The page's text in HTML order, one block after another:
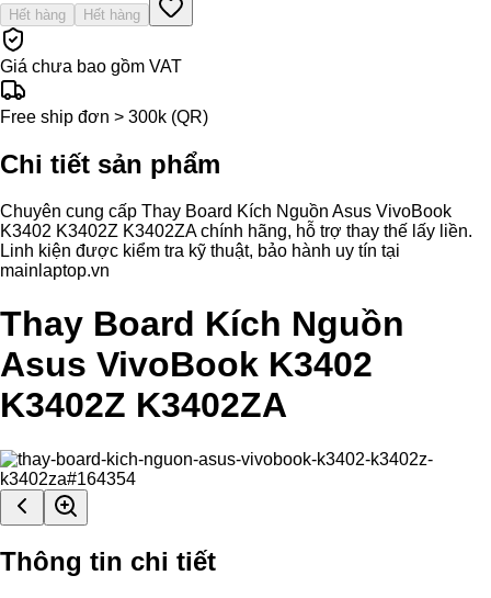
Hết hàng Hết hàng
Giá chưa bao gồm VAT
Free ship đơn > 300k (QR)
Chi tiết sản phẩm
Chuyên cung cấp Thay Board Kích Nguồn Asus VivoBook
K3402 K3402Z K3402ZA chính hãng, hỗ trợ thay thế lấy liền.
Linh kiện được kiểm tra kỹ thuật, bảo hành uy tín tại
mainlaptop.vn
Thay Board Kích Nguồn
Asus VivoBook K3402
K3402Z K3402ZA
Thông tin chi tiết